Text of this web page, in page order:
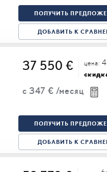
ПОЛУЧИТЬ
ДОБАВИТЬ К
37 550 € цена:
с 347 € /месяц
ПОЛУЧИТЬ
ДОБАВИТЬ К